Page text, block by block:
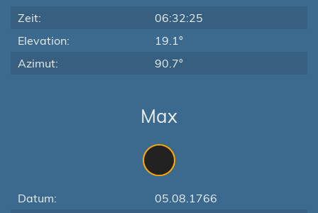
Zeit:
06:32:25
Elevation:
19.1°
Azimut:
90.7°
Max
Datum:
05.08.1766